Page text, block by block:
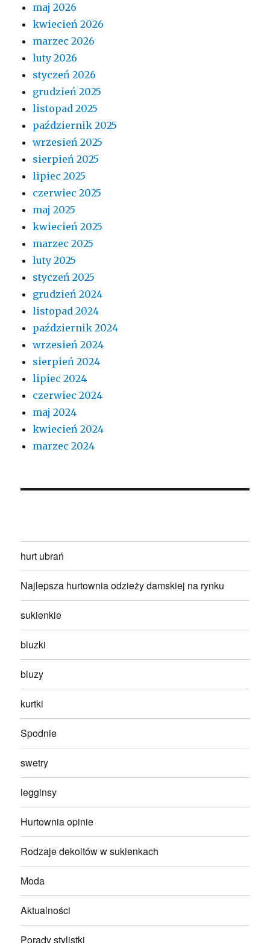
maj 2026
kwiecień 2026
marzec 2026
luty 2026
styczeń 2026
grudzień 2025
listopad 2025
październik 2025
wrzesień 2025
sierpień 2025
lipiec 2025
czerwiec 2025
maj 2025
kwiecień 2025
marzec 2025
luty 2025
styczeń 2025
grudzień 2024
listopad 2024
październik 2024
wrzesień 2024
sierpień 2024
lipiec 2024
czerwiec 2024
maj 2024
kwiecień 2024
marzec 2024
hurt ubrań
Najlepsza hurtownia odzieży damskiej na rynku
sukienkie
bluzki
bluzy
kurtki
Spodnie
swetry
legginsy
Hurtownia opinie
Rodzaje dekoltów w sukienkach
Moda
Aktualności
Porady stylistki